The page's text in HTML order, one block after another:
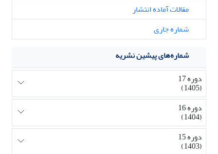
مقالات آماده انتشار
شماره جاری
شماره‌های پیشین نشریه
دوره 17
(1405)
دوره 16
(1404)
دوره 15
(1403)